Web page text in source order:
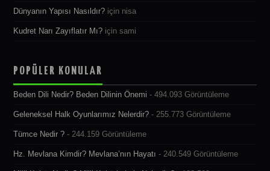
Dünyanın Yapısı Nasıldır? için nisa
Kudret Narı Zayıflatır Mı? içinsami
POPÜLER KONULAR
Beden Dili Nedir? Beden Dilinin Önemi - 494.093 Görüntüleme
Geleneksel Halk Oyunlarımız Nelerdir? - 255.773 Görüntüleme
Tümce Nedir ? - 244.159 Görüntüleme
Hz. Mevlana Kimdir? Mevlana’nın Hayatı - 240.549 Görüntüleme